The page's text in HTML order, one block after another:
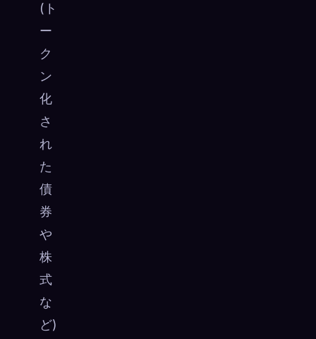
(ト
ー
ク
ン
化
さ
れ
た
債
券
や
株
式
な
ど)